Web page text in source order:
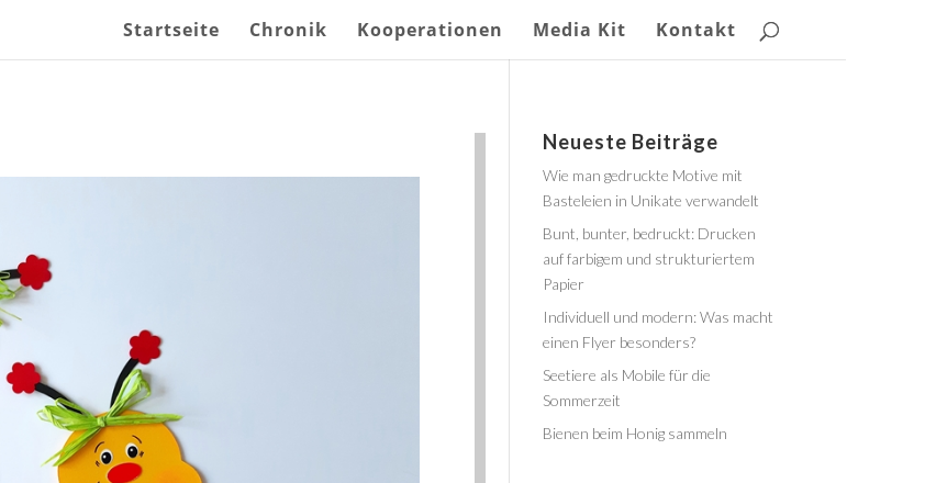
Startseite Chronik Kooperationen Media Kit Kontakt
Neueste Beiträge
Wie man gedruckte Motive mit
Basteleien in Unikate verwandelt
Bunt, bunter, bedruckt: Drucken
auf farbigem und strukturiertem
Papier
Individuell und modern: Was macht
einen Flyer besonders?
Seetiere als Mobile für die
Sommerzeit
Bienen beim Honig sammeln